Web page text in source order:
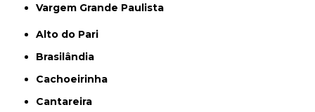
Vargem Grande Paulista
Alto do Pari
Brasilândia
Cachoeirinha
Cantareira